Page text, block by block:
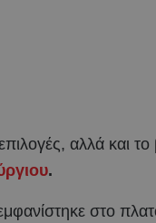
επιλογές, αλλά
.
στο